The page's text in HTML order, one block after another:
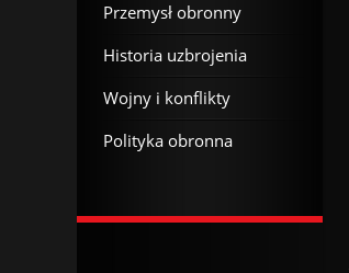
Przemysł obronny
Historia uzbrojenia
Wojny i konflikty
Polityka obronna